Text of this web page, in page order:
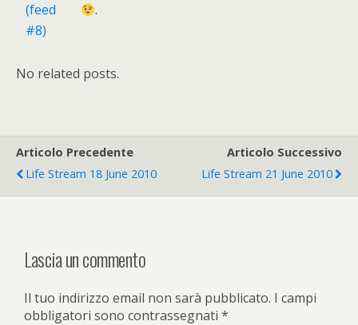
.
No related posts.
Articolo Precedente
Life Stream 18 June 2010
Articolo Successivo
Life Stream 21 June 2010
Lascia un commento
Il tuo indirizzo email non sarà pubblicato. I campi
obbligatori sono contrassegnati *